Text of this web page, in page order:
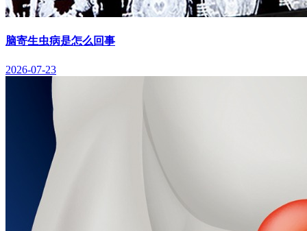
脑寄生虫病是怎么回事
2026-07-23